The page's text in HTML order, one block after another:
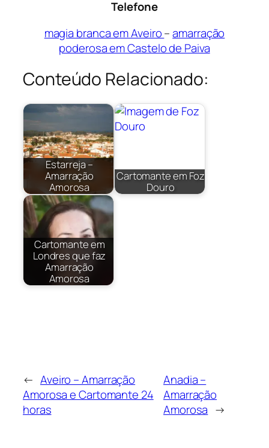
Telefone
magia branca em Aveiro–amarração
poderosa em Castelo de Paiva
Conteúdo Relacionado:
Estarreja –
Amarração
Amorosa
Cartomante em Foz
Douro
Cartomante em
Londres que faz
Amarração
Amorosa
← Aveiro – Amarração
Amorosa e Cartomante 24
horas
Anadia –
Amarração
Amorosa →